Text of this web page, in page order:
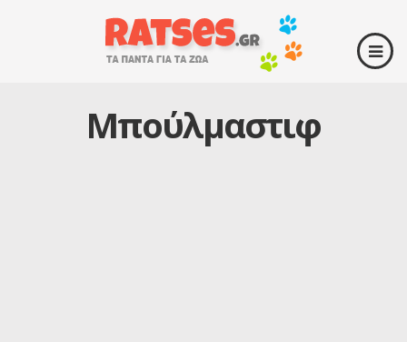
Μπούλμαστιφ